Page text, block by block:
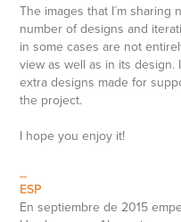
The images that I´m
number of designs and
in some cases are not
view as well as in its design.
extra designs made for
the project.
I hope you enjoy it!
ESP
En septiembre de 2015